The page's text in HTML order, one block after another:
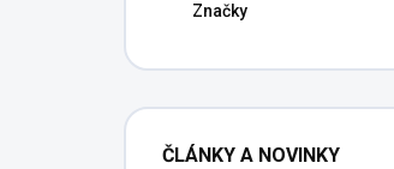
Značky
ČLÁNKY A NOVINKY